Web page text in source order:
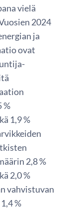
vielä
2024
ja
ovat
%
1,9 %
2,8 %
2,0 %
vahvistuvan
%